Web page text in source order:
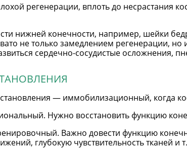
регенерации, вплоть до несрастания
нижней конечности, например, шейки
не только замедлением регенерации, но
сердечно-сосудистые осложнения,
— иммобилизационный, когда
Нужно восстановить функцию
Важно довести функцию
глубокую чувствительность тканей и